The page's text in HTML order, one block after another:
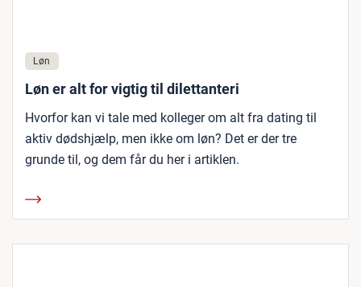
Løn
Løn er alt for vigtig til dilettanteri
Hvorfor kan vi tale med kolleger om alt fra dating til
aktiv dødshjælp, men ikke om løn? Det er der tre
grunde til, og dem får du her i artiklen.